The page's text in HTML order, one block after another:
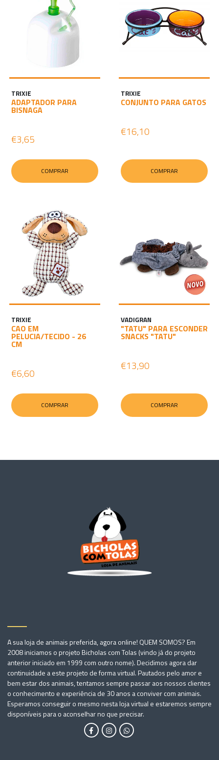
TRIXIE
ADAPTADOR PARA
BISNAGA
€3,65
COMPRAR
TRIXIE
CONJUNTO PARA GATOS
€16,10
COMPRAR
TRIXIE
CAO EM
PELUCIA/TECIDO - 26
CM
€6,60
COMPRAR
VADIGRAN
"TATU" PARA ESCONDER
SNACKS "TATU"
€13,90
COMPRAR
A sua loja de animais preferida, agora online! QUEM SOMOS? Em
2008 iniciamos o projeto Bicholas com Tolas (vindo já do projeto
anterior iniciado em 1999 com outro nome). Decidimos agora dar
continuidade a este projeto de forma virtual. Pautados pelo amor e
bem estar dos animais, tentamos sempre passar aos nossos clientes
o conhecimento e experiência de 30 anos a conviver com animais.
Esperamos conseguir o mesmo nesta loja virtual e estaremos sempre
disponíveis para o aconselhar no que precisar.